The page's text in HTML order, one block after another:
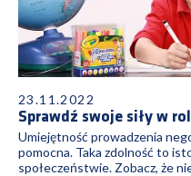
23.11.2022
Sprawdź swoje siły w
Umiejętność prowadzenia
pomocna. Taka zdolność to
społeczeństwie. Zobacz, że